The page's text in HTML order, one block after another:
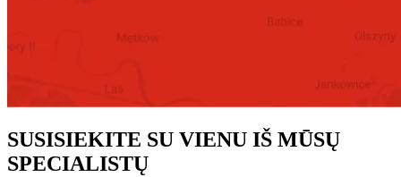
SUSISIEKITE SU VIENU IŠ MŪSŲ
SPECIALISTŲ